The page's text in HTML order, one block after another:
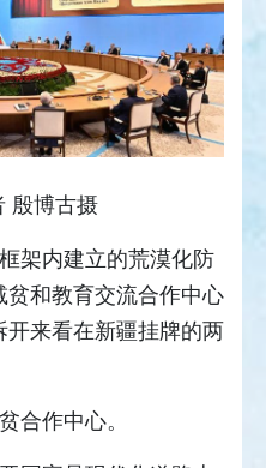
殷博古摄
架内建立的荒漠化防
和教育交流合作中心
开来看在新疆挂牌的两
合作中心。